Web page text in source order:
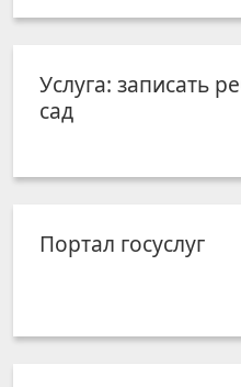
Услуга: записать
сад
Портал госуслуг